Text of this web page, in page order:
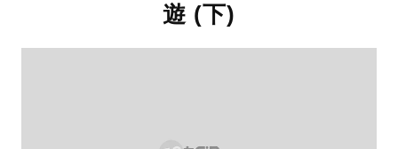
遊 (下)